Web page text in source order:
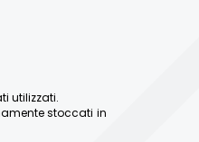
utilizzati.
stoccati in